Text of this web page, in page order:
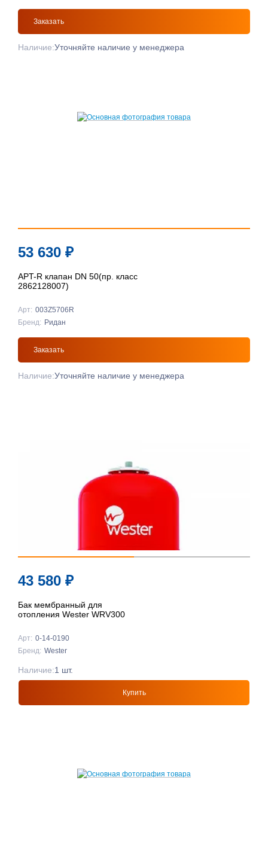
Заказать
Наличие:Уточняйте наличие у менеджера
53 630 ₽
APT-R клапан DN 50(пр. класс
2862128007)
Арт: 003Z5706R
Бренд: Ридан
Заказать
Наличие:Уточняйте наличие у менеджера
43 580 ₽
Бак мембранный для
отопления Wester WRV300
Арт: 0-14-0190
Бренд: Wester
Купить
Наличие:1 шт.